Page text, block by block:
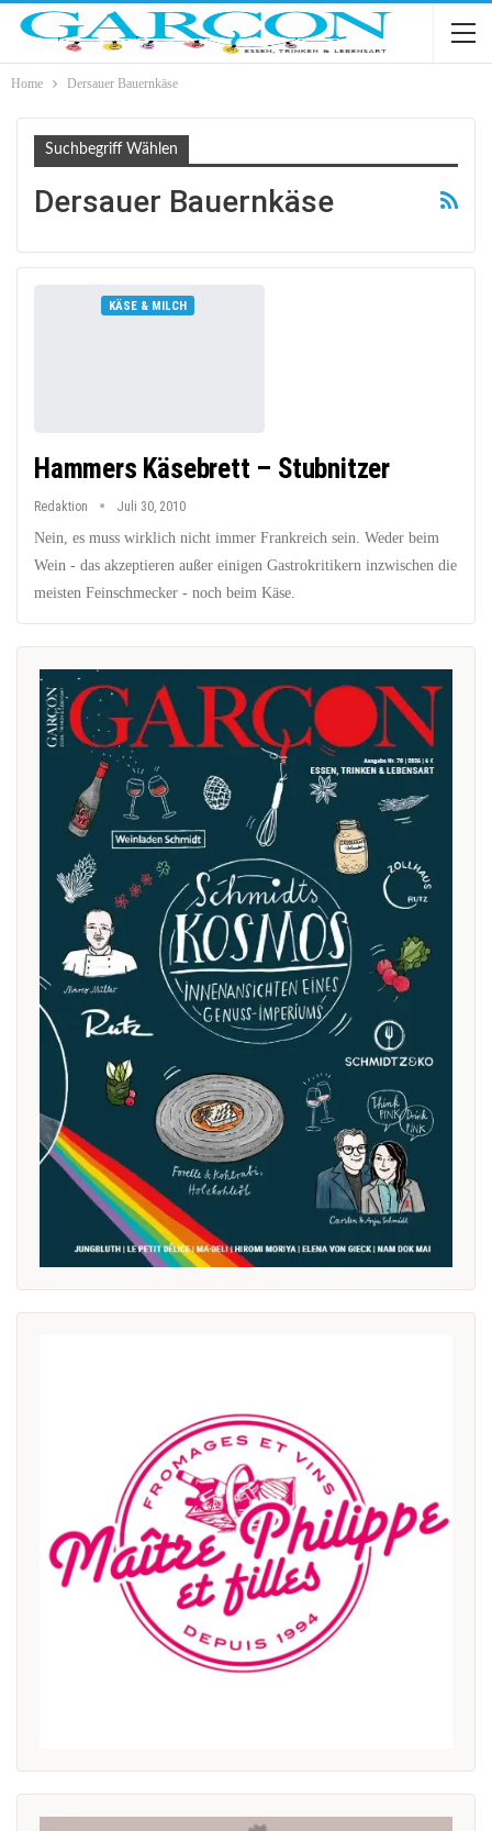
Home Dersauer Bauernkäse
Suchbegriff Wählen
Dersauer Bauernkäse
KÄSE & MILCH
Hammers Käsebrett – Stubnitzer
Redaktion Juli 30, 2010
Nein, es muss wirklich nicht immer Frankreich sein. Weder beim
Wein - das akzeptieren außer einigen Gastrokritikern inzwischen die
meisten Feinschmecker - noch beim Käse.